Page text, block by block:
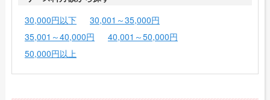
30,000円以下
30,001～35,000円
35,001～40,000円
40,001～50,000円
50,000円以上